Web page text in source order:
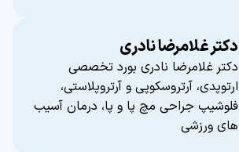
دکتر غلامرضا نادری
دکتر غلامرضا نادری بورد تخصصی
ارتوپدی، آرتروسکوپی و آرتروپلاستی،
فلوشیپ جراحی مچ پا و پا، درمان آسیب
های ورزشی